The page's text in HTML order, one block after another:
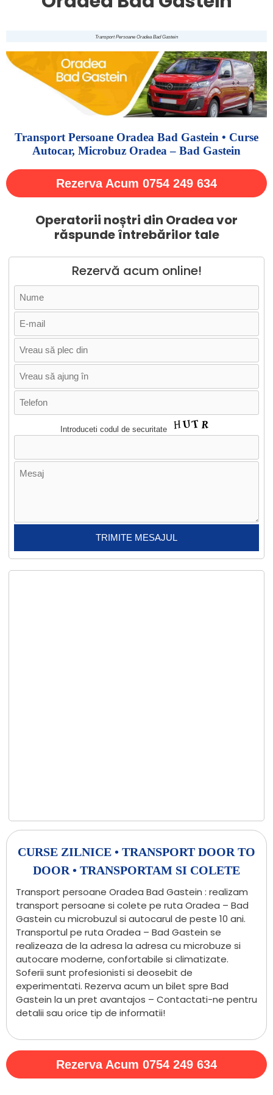
Transport Persoane Oradea Bad Gastein
Transport Persoane Oradea Bad Gastein • Curse
Autocar, Microbuz Oradea – Bad Gastein
Rezerva Acum 0754 249 634
Operatorii noștri din Oradea vor
răspunde întrebărilor tale
Rezervă acum online!
Introduceti codul de securitate
CURSE ZILNICE • TRANSPORT DOOR TO
DOOR • TRANSPORTAM SI COLETE
Transport persoane Oradea Bad Gastein : realizam
transport persoane si colete pe ruta Oradea – Bad
Gastein cu microbuzul si autocarul de peste 10 ani.
Transportul pe ruta Oradea – Bad Gastein se
realizeaza de la adresa la adresa cu microbuze si
autocare moderne, confortabile si climatizate.
Soferii sunt profesionisti si deosebit de
experimentati. Rezerva acum un bilet spre Bad
Gastein la un pret avantajos – Contactati-ne pentru
detalii sau orice tip de informatii!
Rezerva Acum 0754 249 634